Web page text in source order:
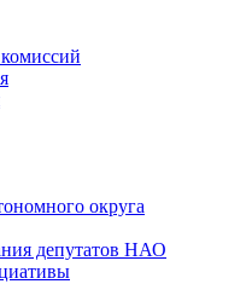
округа
депутатов НАО